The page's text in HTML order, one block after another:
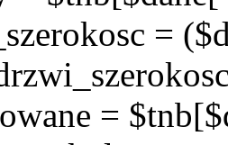
=
=